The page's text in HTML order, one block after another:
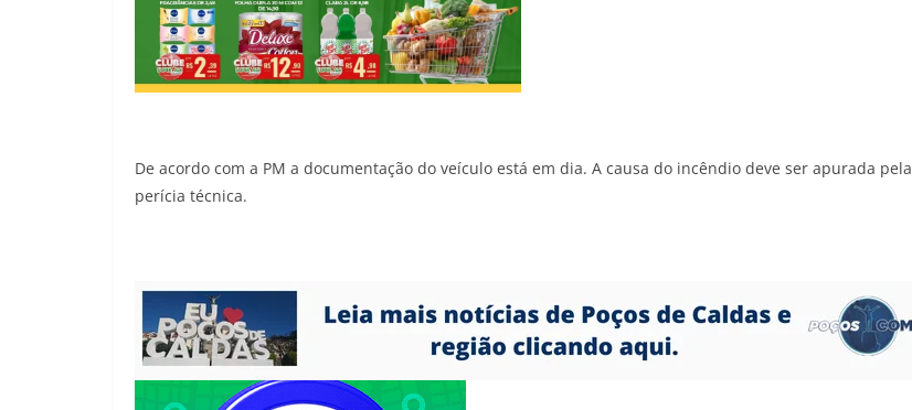
De acordo com a PM a documentação do veículo está em dia. A causa do incêndio deve ser apurada pela
perícia técnica.